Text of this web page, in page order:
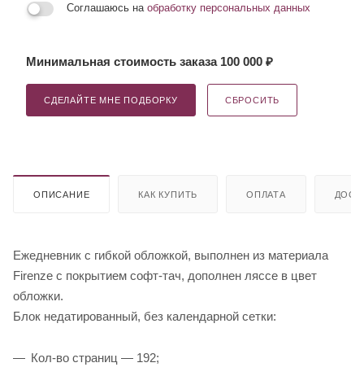
Соглашаюсь на обработку персональных данных
Минимальная стоимость заказа 100 000 ₽
СДЕЛАЙТЕ МНЕ ПОДБОРКУ СБРОСИТЬ
ОПИСАНИЕ КАК КУПИТЬ ОПЛАТА
Ежедневник с гибкой обложкой, выполнен из материала
Firenze с покрытием софт-тач, дополнен ляссе в цвет
обложки.
Блок недатированный, без календарной сетки:
Кол-во страниц — 192;